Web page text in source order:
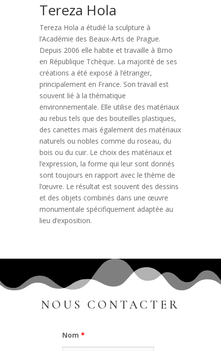
Tereza Hola
Tereza Hola a étudié la sculpture à
l’Académie des Beaux-Arts de Prague.
Depuis 2006 elle habite et travaille à Brno
en République Tchèque. La majorité de ses
créations a été exposé à l’étranger,
principalement en France. Son travail est
souvent lié à la thématique
environnementale. Elle utilise des matériaux
au rebus tels que des bouteilles plastiques,
des canettes mais également des matériaux
naturels ou nobles comme du roseau, du
bois ou du cuir. Le choix des matériaux et
l’expression, la forme qui leur sont donnés
sont toujours en rapport avec le thème de
l’œuvre. Le résultat est souvent des dessins
et des objets combinés dans une œuvre
monumentale spécifiquement adaptée au
lieu d’exposition.
NOUS CONTACTER
Nom*